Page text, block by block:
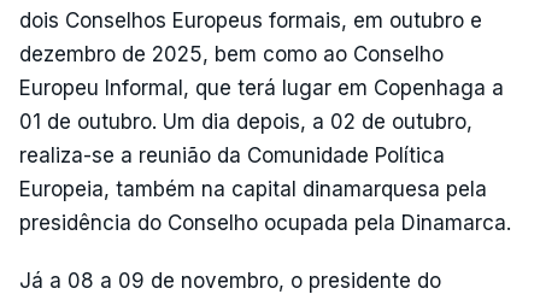
dois Conselhos Europeus formais, em outubro e
dezembro de 2025, bem como ao Conselho
Europeu Informal, que terá lugar em Copenhaga a
01 de outubro. Um dia depois, a 02 de outubro,
realiza-se a reunião da Comunidade Política
Europeia, também na capital dinamarquesa pela
presidência do Conselho ocupada pela Dinamarca.
Já a 08 a 09 de novembro, o presidente do